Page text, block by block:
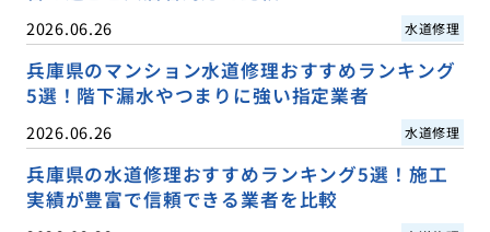
2026.06.26 水道修理
兵庫県のマンション水道修理おすすめランキング
5選！階下漏水やつまりに強い指定業者
2026.06.26 水道修理
兵庫県の水道修理おすすめランキング5選！施工
実績が豊富で信頼できる業者を比較